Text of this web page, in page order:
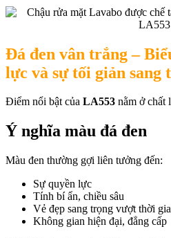
Đá đen vân trắng –
lực và sự tối giản sang
Điểm nổi bật của LA553 nằm ở chất
Ý nghĩa màu đá đen
Màu đen thường gợi liên tưởng đến:
Sự quyền lực
Tính bí ẩn, chiều sâu
Vẻ đẹp sang trọng vượt thời
Không gian hiện đại, đẳng cấp